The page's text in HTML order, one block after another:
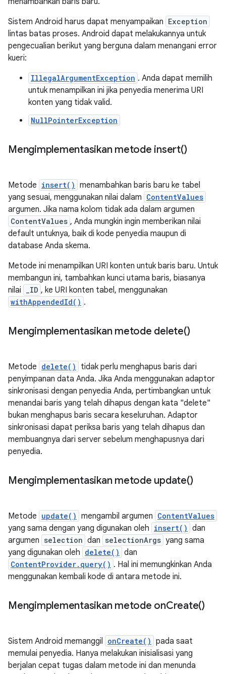
Sistem Android harus dapat menyampaikan Exception
lintas batas proses. Android dapat melakukannya untuk
pengecualian berikut yang berguna dalam menangani error
kueri:
IllegalArgumentException . Anda dapat memilih
untuk menampilkan ini jika penyedia menerima URI
konten yang tidak valid.
NullPointerException
Mengimplementasikan metode insert()
Metode insert() menambahkan baris baru ke tabel
yang sesuai, menggunakan nilai dalam ContentValues
argumen. Jika nama kolom tidak ada dalam argumen
ContentValues , Anda mungkin ingin memberikan nilai
default untuknya, baik di kode penyedia maupun di
database Anda skema.
Metode ini menampilkan URI konten untuk baris baru. Untuk
membangun ini, tambahkan kunci utama baris, biasanya
nilai
_ID , ke URI konten tabel, menggunakan
withAppendedId() .
Mengimplementasikan metode delete()
Metode delete()
tidak perlu menghapus baris dari
penyimpanan data Anda. Jika Anda menggunakan adaptor
sinkronisasi dengan penyedia Anda, pertimbangkan untuk
menandai baris yang telah dihapus dengan kata "delete"
bukan menghapus baris secara keseluruhan. Adaptor
sinkronisasi dapat periksa baris yang telah dihapus dan
membuangnya dari server sebelum menghapusnya dari
penyedia.
Mengimplementasikan metode update()
Metode update() mengambil argumen ContentValues
yang sama dengan yang digunakan oleh insert() dan
argumen selection dan selectionArgs yang sama
yang digunakan oleh delete() dan
ContentProvider.query() . Hal ini memungkinkan Anda
menggunakan kembali kode di antara metode ini.
Mengimplementasikan metode onCreate()
Sistem Android memanggil onCreate() pada saat
memulai penyedia. Hanya melakukan inisialisasi yang
berjalan cepat tugas dalam metode ini dan menunda